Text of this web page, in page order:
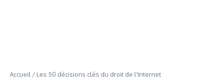
Accueil / Les 50 décisions clés du droit de l'Internet